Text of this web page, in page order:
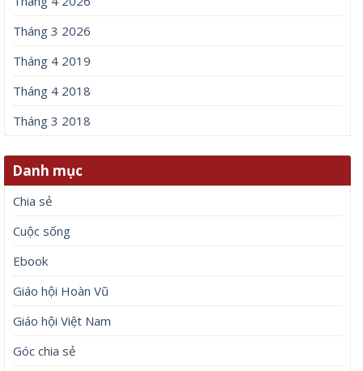
Tháng 3 2026
Tháng 4 2019
Tháng 4 2018
Tháng 3 2018
Danh mục
Chia sẻ
Cuộc sống
Ebook
Giáo hội Hoàn Vũ
Giáo hội Việt Nam
Góc chia sẻ